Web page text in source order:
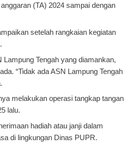
(TA) 2024 sampai dengan
setelah rangkaian kegiatan
Lampung Tengah yang diamankan,
“Tidak ada ASN Lampung Tengah
melakukan operasi tangkap tangan
lalu.
hadiah atau janji dalam
di lingkungan Dinas PUPR.